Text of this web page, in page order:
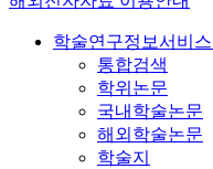
학술연구정보서비
통합검색
학위논문
국내학술논문
해외학술논문
학술지